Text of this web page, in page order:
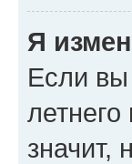
Я
Если вы
значит,